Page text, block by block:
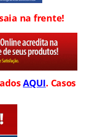
na frente!
AQUI. Casos